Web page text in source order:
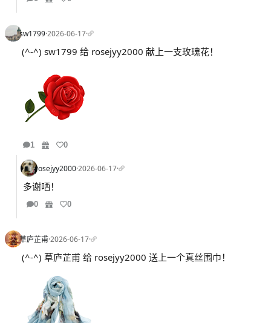
sw1799·2026-06-17·
(^-^) sw1799 给 rosejyy2000 献上一支玫瑰花！
1 0
rosejyy2000·2026-06-17·
多谢哂！
0 0
草庐芷甫·2026-06-17·
(^-^) 草庐芷甫 给 rosejyy2000 送上一个真丝围巾！